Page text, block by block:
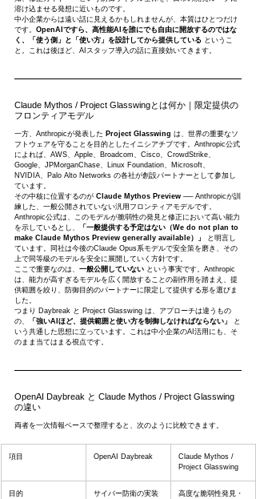
溶け込ませる発想に近いものです。
中小企業からは遠い話に見えるかもしれませんが、本質はひとつだけ
です。 OpenAIですら、高性能AIを誰にでも自由に開放するのではな
く、「使う側」と「使い方」を設計してから提供している というこ
と。これは後ほど、AIスタッフ導入の話に直接効いてきます。
Claude Mythos / Project Glasswingとは何か｜限定提供の
フロンティアモデル
一方、Anthropicが発表した Project Glasswing は、世界の重要なソ
フトウェアを守ることを目的としたイニシアチブです。Anthropic公式
によれば、AWS、Apple、Broadcom、Cisco、CrowdStrike、
Google、JPMorganChase、Linux Foundation、Microsoft、
NVIDIA、Palo Alto Networks の各社が創設パートナーとして参加し
ています。
その中核に位置するのが Claude Mythos Preview ── Anthropicが訓
練した、一般公開されていない汎用フロンティアモデルです。
Anthropic公式は、このモデルが脆弱性の発見と修正において高い能力
を示しているとし、
「一般提供する予定はない（We do not plan to
make Claude Mythos Preview generally available）」
と明言し
ています。同社は今後のClaude Opus系モデルで安全策を磨き、その
上で同等級のモデルを安全に展開していく方針です。
ここで重要なのは、 一般公開していない という事実です。Anthropic
は、能力が高すぎるモデルを広く開放することの副作用を踏まえ、提
供範囲を絞り、防御目的のパートナーに限定して提供する形を選びま
した。
つまり Daybreak と Project Glasswing は、アプローチは違うもの
の、
「強いAIほど、提供範囲と使い方を制御しなければならない」
と
いう共通した思想に立っています。これは中小企業のAI活用にも、そ
のまま当てはまる視点です。
OpenAI Daybreak と Claude Mythos / Project Glasswing
の違い
両者を一次情報ベースで整理すると、次のように比較できます。
項目 OpenAI Daybreak
Claude Mythos /
Project Glasswing
目的
サイバー防衛の実装
高度な脆弱性発見・